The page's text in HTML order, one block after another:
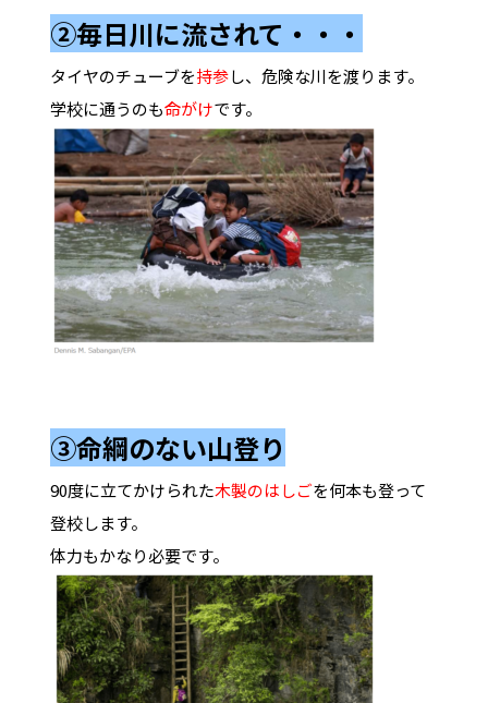
②毎日川に流されて・・・
タイヤのチューブを持参し、危険な川を渡ります。
学校に通うのも命がけです。
③命綱のない山登り
90度に立てかけられた木製のはしごを何本も登って
登校します。
体力もかなり必要です。